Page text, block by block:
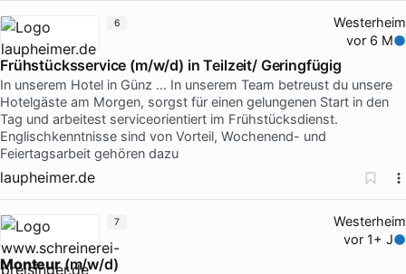
Westerheim
vor 6 M
Frühstücksservice (m/w/d) in Teilzeit/ Geringfügig
In unserem Hotel in Günz … In unserem Team betreust du unsere
Hotelgäste am Morgen, sorgst für einen gelungenen Start in den
Tag und arbeitest serviceorientiert im Frühstücksdienst.
Englischkenntnisse sind von Vorteil, Wochenend- und
Feiertagsarbeit gehören dazu
laupheimer.de
6
Westerheim
vor 1+ J
Monteur(m/w/d)
7